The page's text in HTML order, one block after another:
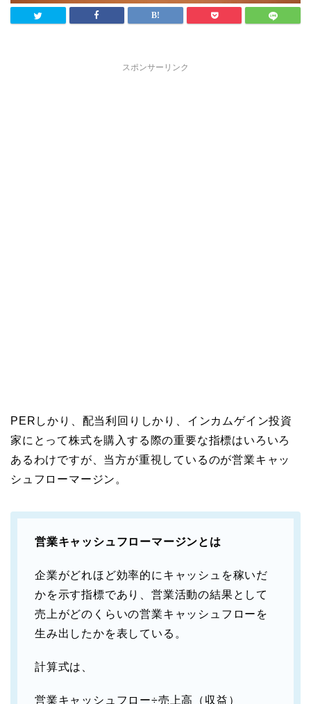
スポンサーリンク
PERしかり、配当利回りしかり、インカムゲイン投資
家にとって株式を購入する際の重要な指標はいろいろ
あるわけですが、当方が重視しているのが営業キャッ
シュフローマージン。
営業キャッシュフローマージンとは
企業がどれほど効率的にキャッシュを稼いだ
かを示す指標であり、営業活動の結果として
売上がどのくらいの営業キャッシュフローを
生み出したかを表している。
計算式は、
営業キャッシュフロー÷売上高（収益）